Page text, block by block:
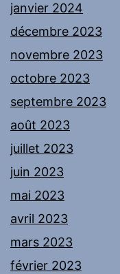
janvier 2024
décembre 2023
novembre 2023
octobre 2023
septembre 2023
août 2023
juillet 2023
juin 2023
mai 2023
avril 2023
mars 2023
février 2023